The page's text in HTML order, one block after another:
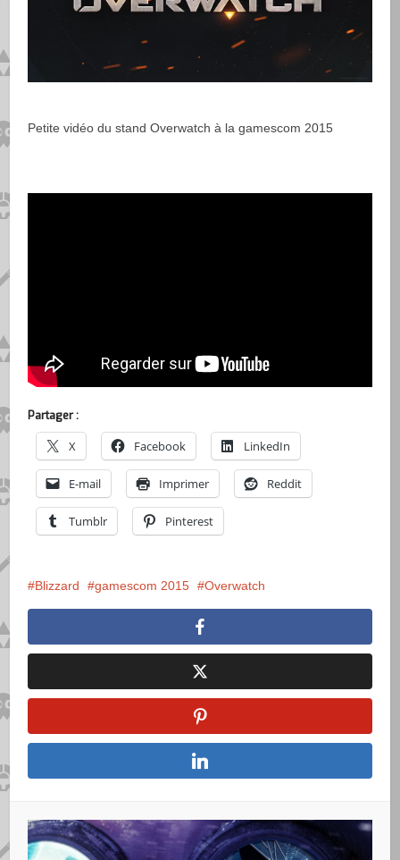
Petite vidéo du stand Overwatch à la gamescom 2015
Partager :
X Facebook LinkedIn
E-mail Imprimer Reddit
Tumblr Pinterest
Blizzard gamescom 2015 Overwatch